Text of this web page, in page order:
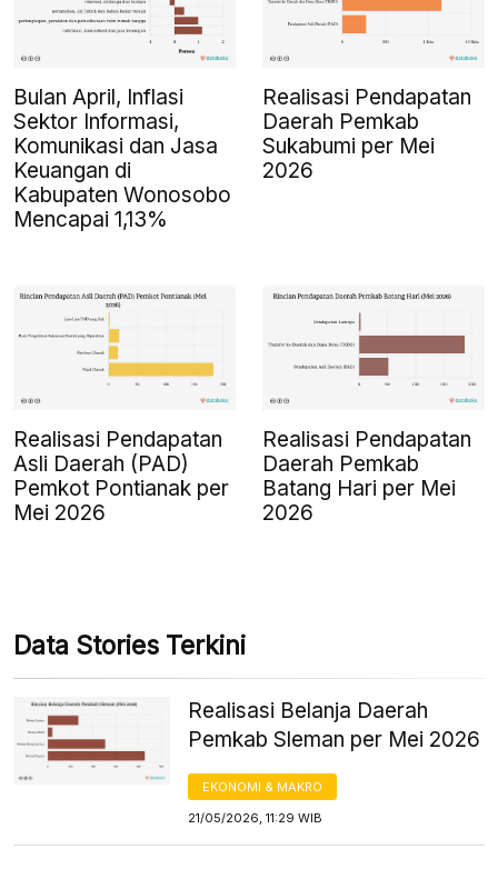
Bulan April, Inflasi
Sektor Informasi,
Komunikasi dan Jasa
Keuangan di
Kabupaten Wonosobo
Mencapai 1,13%
Realisasi Pendapatan
Daerah Pemkab
Sukabumi per Mei
2026
Realisasi Pendapatan
Asli Daerah (PAD)
Pemkot Pontianak per
Mei 2026
Realisasi Pendapatan
Daerah Pemkab
Batang Hari per Mei
2026
Data Stories Terkini
Realisasi Belanja Daerah
Pemkab Sleman per Mei 2026
EKONOMI & MAKRO
21/05/2026, 11:29 WIB